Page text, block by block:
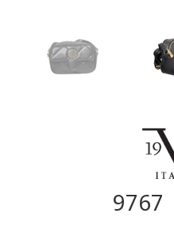
9767